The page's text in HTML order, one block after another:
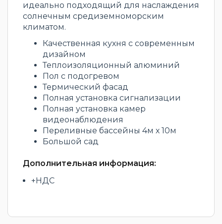
идеально подходящий для наслаждения
солнечным средиземноморским
климатом.
Качественная кухня с современным
дизайном
Теплоизоляционный алюминий
Пол с подогревом
Термический фасад
Полная установка сигнализации
Полная установка камер
видеонаблюдения
Переливные бассейны 4м х 10м
Большой сад
Дополнительная информация:
+НДС